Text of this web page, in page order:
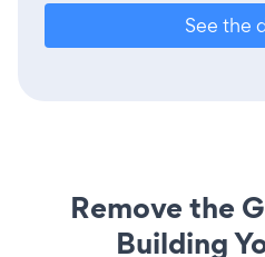
See the
Remove the
Building